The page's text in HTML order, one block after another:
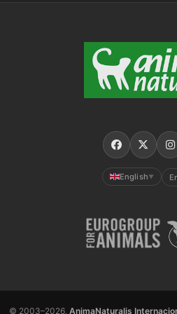
English ▼
© 2003–2026, AnimaNaturalis